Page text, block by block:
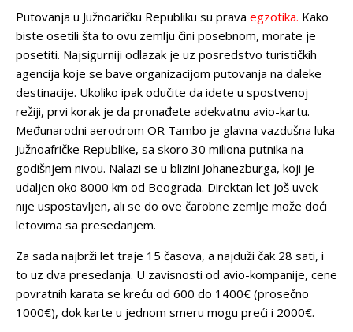
Putovanja u Južnoaričku Republiku su prava egzotika. Kako
biste osetili šta to ovu zemlju čini posebnom, morate je
posetiti. Najsigurniji odlazak je uz posredstvo turističkih
agencija koje se bave organizacijom putovanja na daleke
destinacije. Ukoliko ipak odučite da idete u spostvenoj
režiji, prvi korak je da pronađete adekvatnu avio-kartu.
Međunarodni aerodrom OR Tambo je glavna vazdušna luka
Južnoafričke Republike, sa skoro 30 miliona putnika na
godišnjem nivou. Nalazi se u blizini Johanezburga, koji je
udaljen oko 8000 km od Beograda. Direktan let još uvek
nije uspostavljen, ali se do ove čarobne zemlje može doći
letovima sa presedanjem.
Za sada najbrži let traje 15 časova, a najduži čak 28 sati, i
to uz dva presedanja. U zavisnosti od avio-kompanije, cene
povratnih karata se kreću od 600 do 1400€ (prosečno
1000€), dok karte u jednom smeru mogu preći i 2000€.